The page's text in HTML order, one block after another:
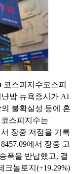
스피지수코스피
난밤 뉴욕증시가 AI
불확실성 등에 혼
스피지수는
장중 저점을 기록
에서 장중 고
폭을 반납했고, 결
크놀로지(+19.29%)